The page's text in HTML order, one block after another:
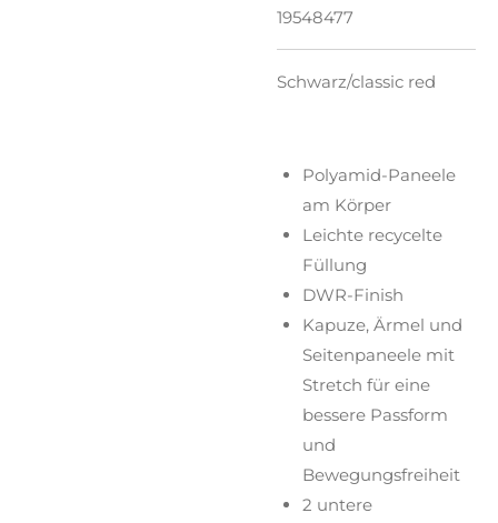
19548477
Schwarz/classic red
Polyamid-Paneele
am Körper
Leichte recycelte
Füllung
DWR-Finish
Kapuze, Ärmel und
Seitenpaneele mit
Stretch für eine
bessere Passform
und
Bewegungsfreiheit
2 untere